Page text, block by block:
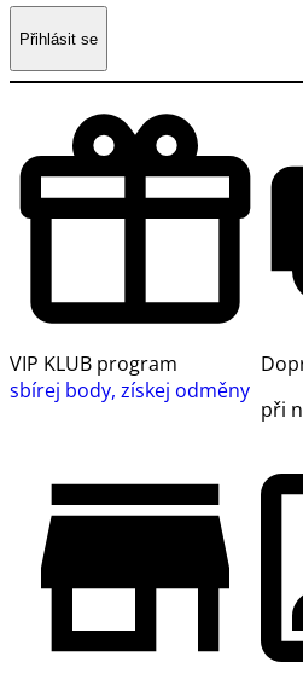
Přihlásit se
VIP KLUB program
sbírej body, získej odměny
při